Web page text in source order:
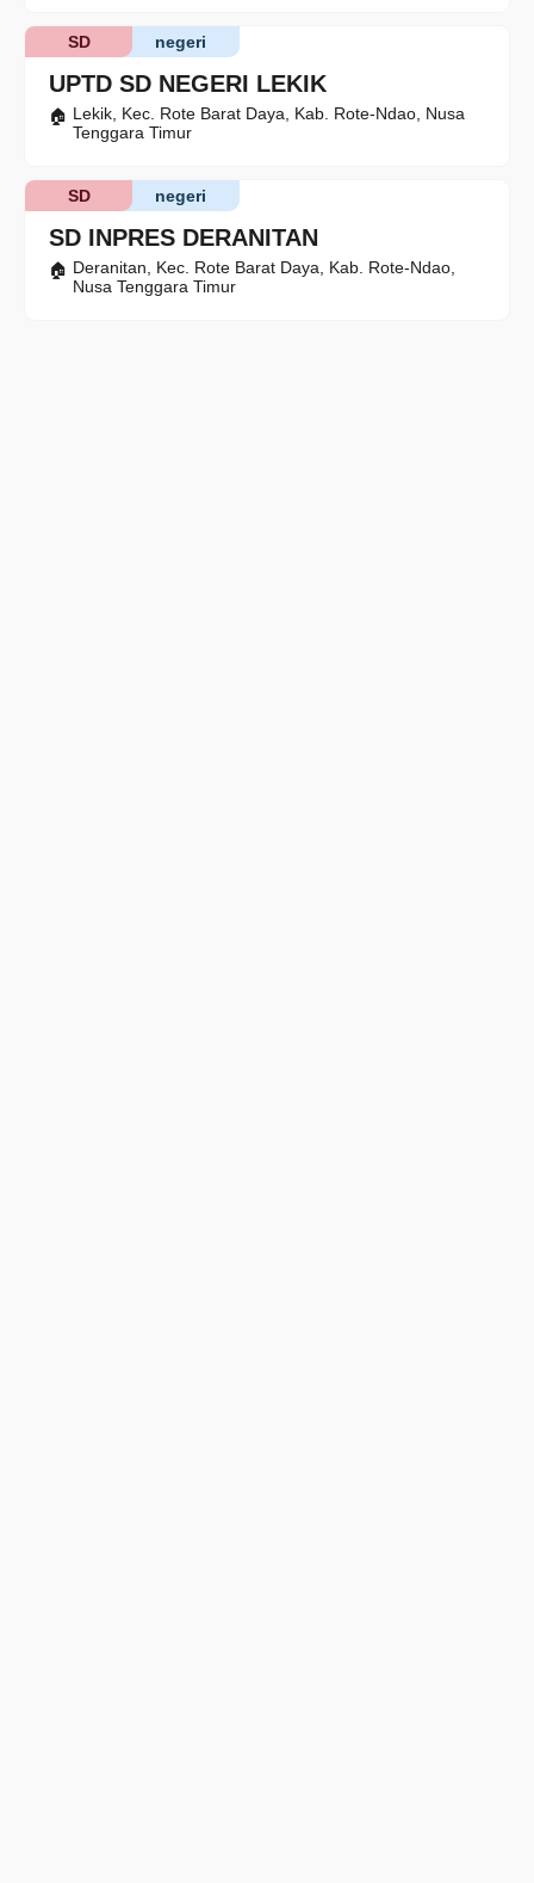
UPTD SD NEGERI LEKIK
negeri
SD
Lekik, Kec. Rote Barat Daya, Kab. Rote-Ndao, Nusa
Tenggara Timur
SD INPRES DERANITAN
negeri
SD
Deranitan, Kec. Rote Barat Daya, Kab. Rote-Ndao,
Nusa Tenggara Timur